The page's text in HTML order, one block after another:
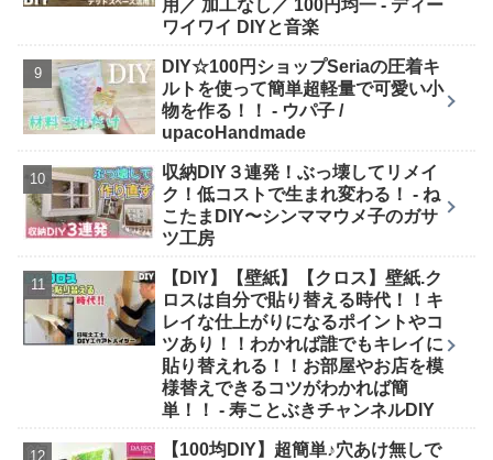
用／ 加工なし／ 100円均一 - ディー
ワイワイ DIYと音楽
DIY☆100円ショップSeriaの圧着キ
ルトを使って簡単超軽量で可愛い小
物を作る！！ - ウパ子 /
upacoHandmade
収納DIY３連発！ぶっ壊してリメイ
ク！低コストで生まれ変わる！ - ね
こたまDIY〜シンママウメ子のガサ
ツ工房
【DIY】【壁紙】【クロス】壁紙.ク
ロスは自分で貼り替える時代！！キ
レイな仕上がりになるポイントやコ
ツあり！！わかれば誰でもキレイに
貼り替えれる！！お部屋やお店を模
様替えできるコツがわかれば簡
単！！ - 寿ことぶきチャンネルDIY
【100均DIY】超簡単♪穴あけ無しで